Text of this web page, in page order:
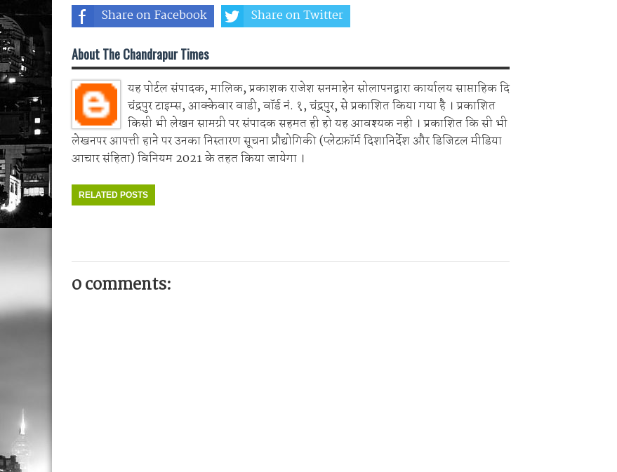
Share on Facebook
Share on Twitter
About The Chandrapur Times
यह पोर्टल संपादक, मालिक, प्रकाशक राजेश सनमाहेन सोलापनद्वारा कार्यालय साप्ताहिक दि
चंद्रपुर टाइम्स, आक्केवार वाडी, वॉर्ड नं. १, चंद्रपुर, से प्रकाशित किया गया है । प्रकाशित
किसी भी लेखन सामग्री पर संपादक सहमत ही हो यह आवश्यक नही । प्रकाशित कि सी भी
लेखनपर आपत्ती हाने पर उनका निस्तारण सूचना प्रौद्योगिकी (प्लेटफ़ॉर्म दिशानिर्देश और डिजिटल मीडिया
आचार संहिता) विनियम 2021 के तहत किया जायेगा ।
RELATED POSTS
0 comments: